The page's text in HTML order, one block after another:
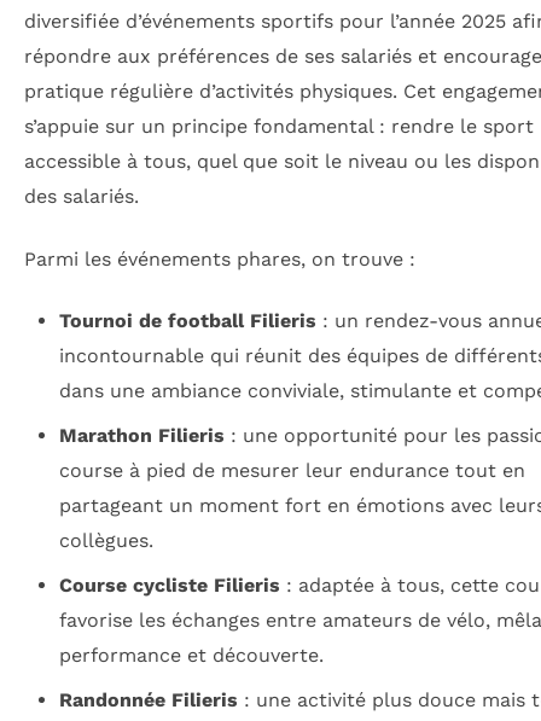
diversifiée d’événements sportifs pour l’année 2025
répondre aux préférences de ses salariés et
pratique régulière d’activités physiques. Cet
s’appuie sur un principe fondamental : rendre le sport
accessible à tous, quel que soit le niveau ou les
des salariés.
Parmi les événements phares, on trouve :
Tournoi de football Filieris : un rendez-vous
incontournable qui réunit des équipes de
dans une ambiance conviviale, stimulante et
Marathon Filieris : une opportunité pour les
course à pied de mesurer leur endurance tout en
partageant un moment fort en émotions avec
collègues.
Course cycliste Filieris : adaptée à tous, cette
favorise les échanges entre amateurs de vélo,
performance et découverte.
Randonnée Filieris : une activité plus douce mais